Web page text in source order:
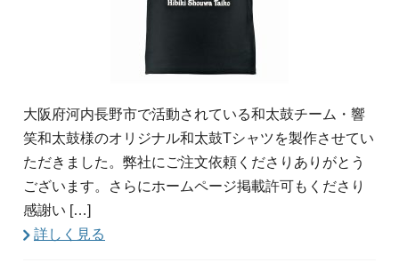
大阪府河内長野市で活動されている和太鼓チーム・響
笑和太鼓様のオリジナル和太鼓Tシャツを製作させてい
ただきました。弊社にご注文依頼くださりありがとう
ございます。さらにホームページ掲載許可もくださり
感謝い […]
詳しく見る